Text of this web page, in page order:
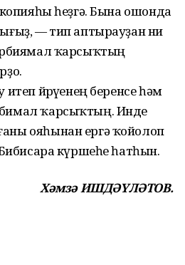
һеҙгә. Бына ошонда
— тип аптырауҙан ни
ҡарсыҡтың
йөрөүенең беренсе һәм
ҡарсыҡтың. Инде
ояһынан ергә ҡойолоп
күршеһе һатһын.
Хәмзә ИШДӘҮЛӘТОВ.